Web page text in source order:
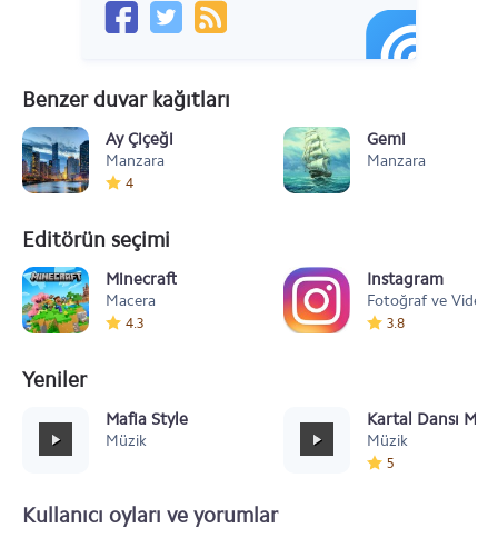
Benzer duvar kağıtları
Ay Çiçeği
Manzara
4
Gemi
Manzara
Editörün seçimi
Minecraft
Macera
4.3
Instagram
Fotoğraf ve Video
3.8
Yeniler
Mafia Style
Müzik
Kartal Dansı
Müzik
5
Kullanıcı oyları ve yorumlar